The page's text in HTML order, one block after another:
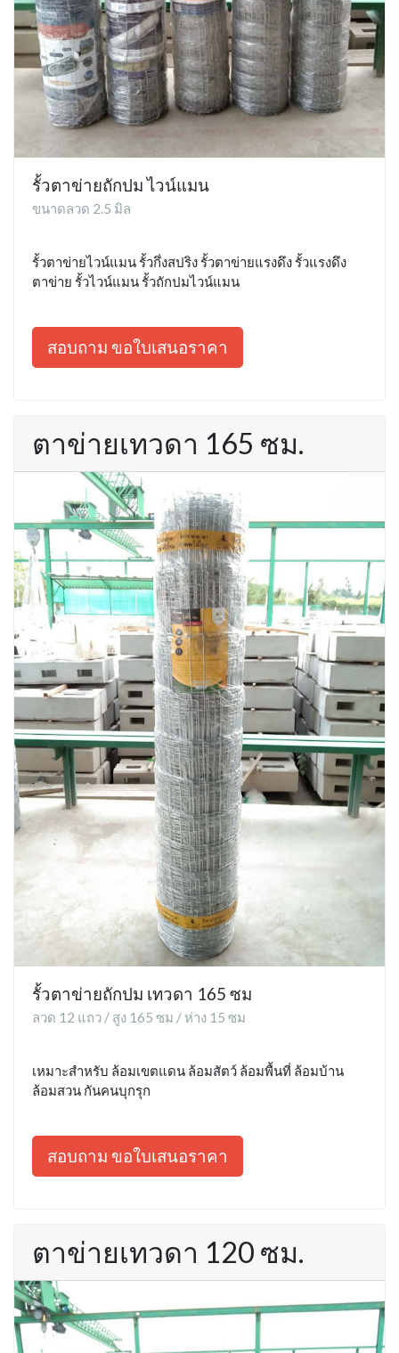
รั้วตาข่ายถักปม ไวน์แมน
ขนาดลวด 2.5 มิล
รั้วตาข่ายไวน์แมน รั้วกึ่งสปริง รั้วตาข่ายแรงดึง รั้วแรงดึง
ตาข่าย รั้วไวน์แมน รั้วถักปมไวน์แมน
สอบถาม ขอใบเสนอราคา
ตาข่ายเทวดา 165 ซม.
รั้วตาข่ายถักปม เทวดา 165 ซม
ลวด 12 แถว / สูง 165 ซม / ห่าง 15 ซม
เหมาะสำหรับ ล้อมเขตแดน ล้อมสัตว์ ล้อมพื้นที่ ล้อมบ้าน
ล้อมสวน กันคนบุกรุก
สอบถาม ขอใบเสนอราคา
ตาข่ายเทวดา 120 ซม.